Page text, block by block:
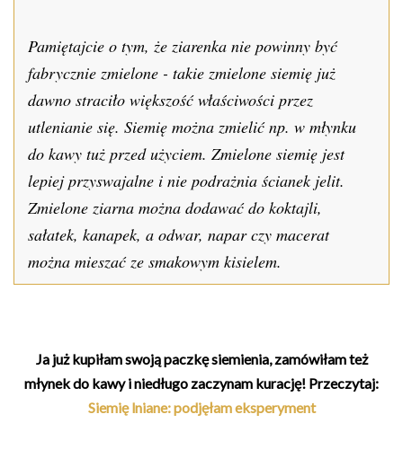
Pamiętajcie o tym, że ziarenka nie powinny być
fabrycznie zmielone - takie zmielone siemię już
dawno straciło większość właściwości przez
utlenianie się. Siemię można zmielić np. w młynku
do kawy tuż przed użyciem. Zmielone siemię jest
lepiej przyswajalne i nie podrażnia ścianek jelit.
Zmielone ziarna można dodawać do koktajli,
sałatek, kanapek, a odwar, napar czy macerat
można mieszać ze smakowym kisielem.
Ja już kupiłam swoją paczkę siemienia, zamówiłam też
młynek do kawy i niedługo zaczynam kurację! Przeczytaj:
Siemię lniane: podjęłam eksperyment